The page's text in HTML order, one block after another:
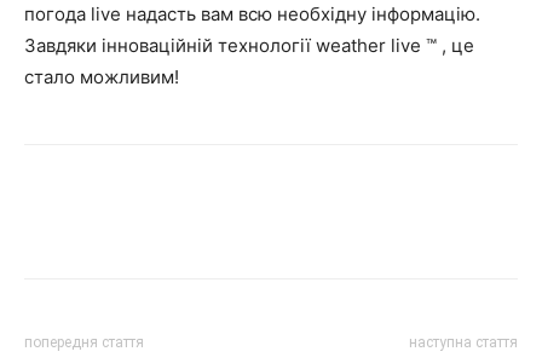
погода live надасть вам всю необхідну інформацію.
Завдяки інноваційній технології weather live ™ , це
стало можливим!
попередня стаття наступна стаття